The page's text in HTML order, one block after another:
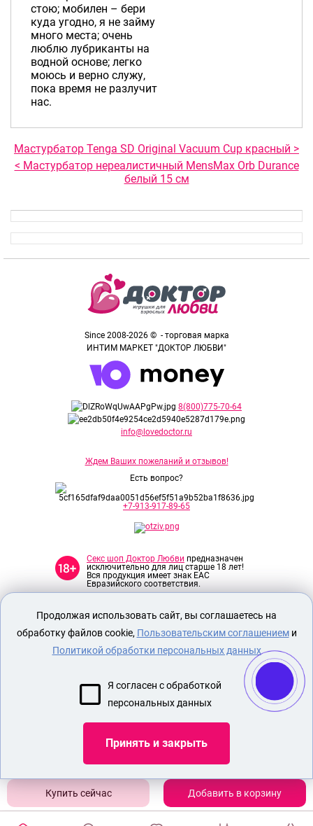
Добавить в корзину
стою; мобилен – бери
куда угодно, я не займу
много места; очень
люблю лубриканты на
водной основе; легко
моюсь и верно служу,
пока время не разлучит
нас.
Мастурбатор Tenga SD Original Vacuum Cup красный >
< Мастурбатор нереалистичный MensMax Orb Durance
белый 15 см
Since 2008-2026 © - торговая марка
ИНТИМ МАРКЕТ "ДОКТОР ЛЮБВИ"
8(800)775-70-64
info@lovedoctor.ru
Ждем Ваших пожеланий и отзывов!
Есть вопрос?
+7-913-917-89-65
Секс шоп Доктор Любви предназначен
исключительно для лиц старше 18 лет!
Вся продукция имеет знак EAC
Евразийского соответствия.
О МАГАЗИНЕ
ОПЛАТА И ДОСТАВКА
СЕКС ИГРУШКИ
НАБОР БДСМ
НАСАДКА ПЕНИС ДЛЯ МУЖЧИН
Продолжая использовать сайт, вы соглашаетесь на
обработку файлов cookie, Пользовательским соглашениеми
Политикой обработки персональных данных
Я согласен с обработкой
персональных данных
Принять и закрыть